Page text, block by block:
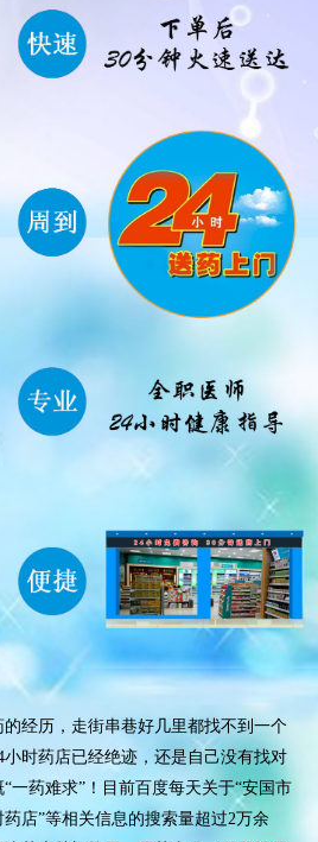
经历，走街串巷好几里都找不到一个
时药店已经绝迹，还是自己没有找对
一药难求”！目前百度每天关于“安国市
店”等相关信息的搜索量超过2万余